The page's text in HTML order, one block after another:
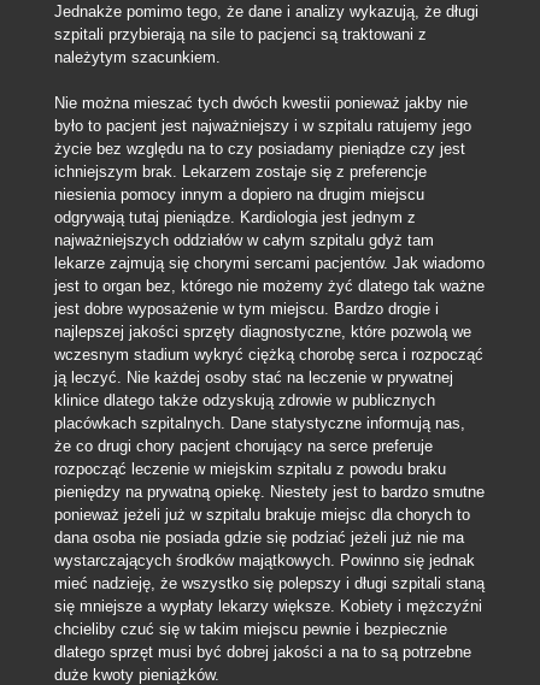
Jednakże pomimo tego, że dane i analizy wykazują, że długi
szpitali przybierają na sile to pacjenci są traktowani z
należytym szacunkiem.
Nie można mieszać tych dwóch kwestii ponieważ jakby nie
było to pacjent jest najważniejszy i w szpitalu ratujemy jego
życie bez względu na to czy posiadamy pieniądze czy jest
ichniejszym brak. Lekarzem zostaje się z preferencje
niesienia pomocy innym a dopiero na drugim miejscu
odgrywają tutaj pieniądze. Kardiologia jest jednym z
najważniejszych oddziałów w całym szpitalu gdyż tam
lekarze zajmują się chorymi sercami pacjentów. Jak wiadomo
jest to organ bez, którego nie możemy żyć dlatego tak ważne
jest dobre wyposażenie w tym miejscu. Bardzo drogie i
najlepszej jakości sprzęty diagnostyczne, które pozwolą we
wczesnym stadium wykryć ciężką chorobę serca i rozpocząć
ją leczyć. Nie każdej osoby stać na leczenie w prywatnej
klinice dlatego także odzyskują zdrowie w publicznych
placówkach szpitalnych. Dane statystyczne informują nas,
że co drugi chory pacjent chorujący na serce preferuje
rozpocząć leczenie w miejskim szpitalu z powodu braku
pieniędzy na prywatną opiekę. Niestety jest to bardzo smutne
ponieważ jeżeli już w szpitalu brakuje miejsc dla chorych to
dana osoba nie posiada gdzie się podziać jeżeli już nie ma
wystarczających środków majątkowych. Powinno się jednak
mieć nadzieję, że wszystko się polepszy i długi szpitali staną
się mniejsze a wypłaty lekarzy większe. Kobiety i mężczyźni
chcieliby czuć się w takim miejscu pewnie i bezpiecznie
dlatego sprzęt musi być dobrej jakości a na to są potrzebne
duże kwoty pieniążków.